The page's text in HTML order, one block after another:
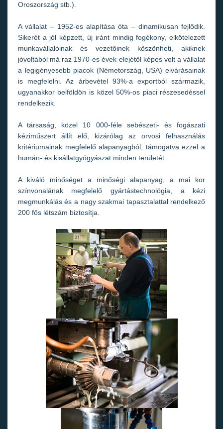
Oroszország stb.).
A vállalat – 1952-es alapítása óta – dinamikusan fejlődik.
Sikerét a jól képzett, új iránt mindig fogékony, elkötelezett
munkavállalóinak és vezetőinek köszönheti, akiknek
jóvoltából má raz 1970-es évek elejétől képes volt a vállalat
a legigényesebb piacok (Németország, USA) elvárásainak
is megfelelni. Az árbevétel 93%-a exportból származik,
ugyanakkor belföldön is közel 50%-os piaci részesedéssel
rendelkezik.
A társaság, közel 10 000-féle sebészeti- és fogászati
kéziműszert állít elő, kizárólag az orvosi felhasználás
kritériumainak megfelelő alapanyagból, támogatva ezzel a
humán- és kisállatgyógyászat minden területét.
A kiváló minőséget a minőségi alapanyag, a mai kor
színvonalának megfelelő gyártástechnológia, a kézi
megmunkálás és a nagy szakmai tapasztalattal rendelkező
200 fős létszám biztosítja.